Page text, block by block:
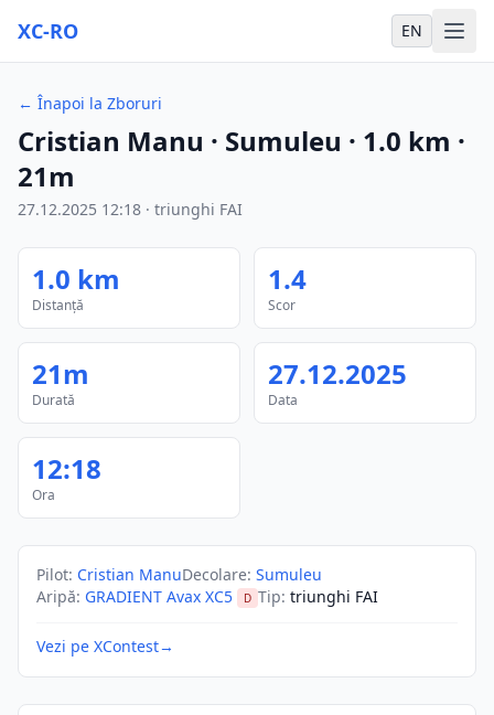
XC-RO EN
← Înapoi la Zboruri
Cristian Manu · Sumuleu · 1.0 km ·
21m
27.12.2025 12:18 · triunghi FAI
1.0 km
Distanță
1.4
Scor
21m
Durată
27.12.2025
Data
12:18
Ora
Pilot: Cristian ManuDecolare: Sumuleu
Aripă: GRADIENT Avax XC5 D Tip: triunghi FAI
Vezi pe XContest→